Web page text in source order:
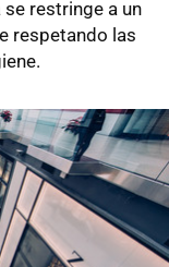
restringe a un
respetando las